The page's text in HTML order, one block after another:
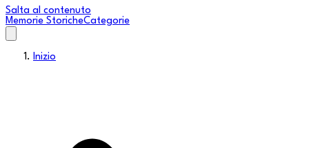
Salta al contenuto
Memorie StoricheCategorie
Inizio